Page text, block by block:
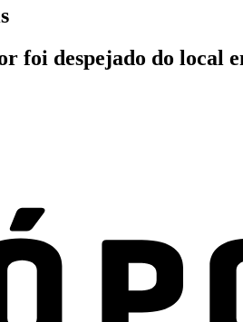
despejado do local